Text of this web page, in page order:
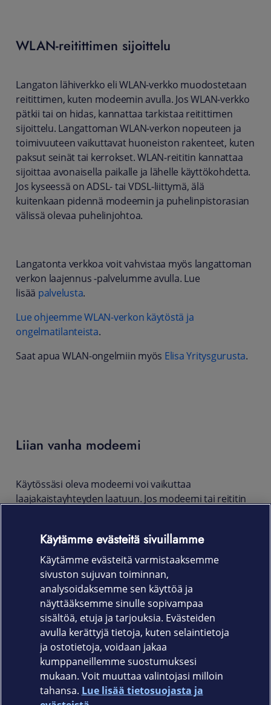
WLAN-reitittimen sijoittelu
Langaton lähiverkko eli WLAN-verkko muodostetaan
reitittimen, kuten modeemin avulla. Jos WLAN-verkko
pätkii tai on hidas, kannattaa tarkistaa reitittimen
sijoittelu. Langattoman WLAN-verkon nopeuteen ja
toimivuuteen vaikuttavat huoneiston rakenteet, kuten
paksut seinät tai kerrokset. WLAN-reititin kannattaa
sijoittaa avonaisella paikalle ja lähelle käyttökohdetta.
Jos kyseessä on ADSL- tai VDSL-liittymä, älä
kuitenkaan pidennä modeemin ja puhelinpistorasian
välissä olevaa puhelinjohtoa.
Langatonta verkkoa voit vahvistaa myös langattoman
verkon laajennus -palvelumme avulla. Lue
lisää palvelusta.
Lue ohjeemme WLAN-verkon käytöstä ja
ongelmatilanteista.
Saat apua WLAN-ongelmiin myös ElisaYritysgurusta.
Liian vanha modeemi
Käytössäsi oleva modeemi voi vaikuttaa
laajakaistayhteyden laatuun. Jos modeemi tai reititin
Uusimalla modeemin varmistat, että käytössäsi on
myynnissä olevia laajakaistanopeuksia tukeva malli,
jolloin mahdollisesti laitteen aiheuttamat pätkimiset ja
hidastelut katoavat.
Lue lisääkäytössä olevista modeemeista.
Käytämme evästeitä sivuillamme
Käytämme evästeitä varmistaaksemme
sivuston sujuvan toiminnan,
analysoidaksemme sen käyttöä ja
näyttääksemme sinulle sopivampaa
sisältöä, etuja ja tarjouksia. Evästeiden
avulla kerättyjä tietoja, kuten selaintietoja
ja ostotietoja, voidaan jakaa
kumppaneillemme suostumuksesi
mukaan. Voit muuttaa valintojasi milloin
tahansa. Lue lisää tietosuojasta ja